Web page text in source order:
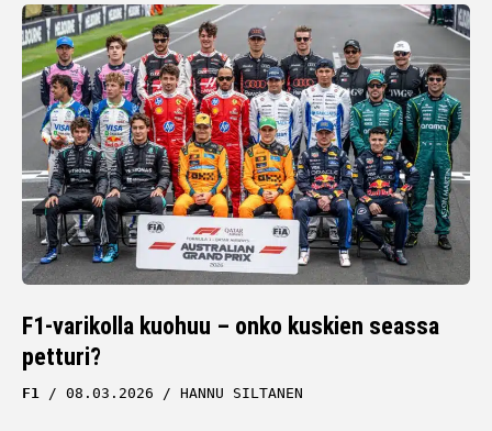
F1-varikolla kuohuu – onko kuskien seassa
petturi?
F1 08.03.2026 HANNU SILTANEN